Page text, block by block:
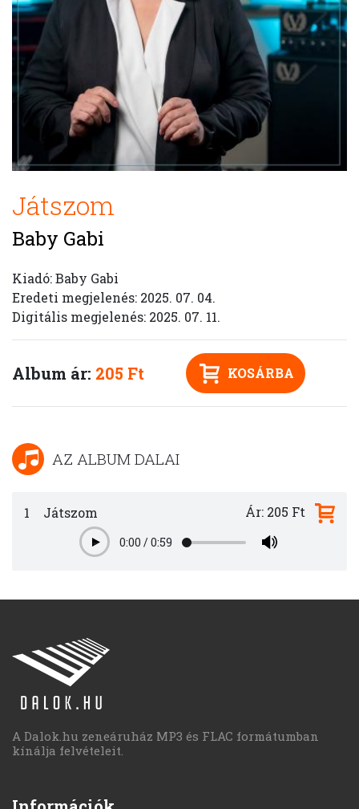
Játszom
Baby Gabi
Kiadó: Baby Gabi
Eredeti megjelenés: 2025. 07. 04.
Digitális megjelenés: 2025. 07. 11.
Album ár: 205 Ft KOSÁRBA
AZ ALBUM DALAI
1 Játszom
Play0:00 /0:59
Ár: 205 Ft
A Dalok.hu zeneáruház MP3 és FLAC formátumban
kínálja felvételeit.